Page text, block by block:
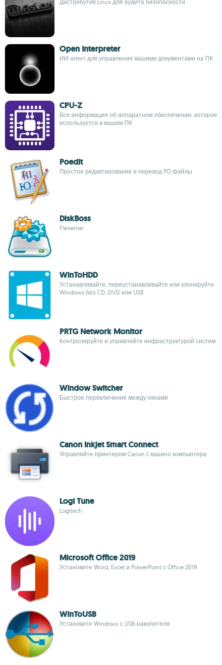
Дистрибутив Linux для аудита безопасности
Open Interpreter
ИИ-агент для управления вашими документами на ПК
CPU-Z
Вся информация об аппаратном обеспечении, которое
используется в вашем ПК
Poedit
Простое редактирование и перевод PO файлы
DiskBoss
Flexense
WinToHDD
Устанавливайте, переустанавливайте или клонируйте
Windows без CD, DVD или USB
PRTG Network Monitor
Контролируйте и управляйте инфраструктурой систем
Window Switcher
Быстрое переключение между окнами
Canon Inkjet Smart Connect
Управляйте принтером Canon с вашего компьютера
Logi Tune
Logitech
Microsoft Office 2019
Установите Word, Excel и PowerPoint с Office 2019
WinToUSB
Установите Windows с USB-накопителя